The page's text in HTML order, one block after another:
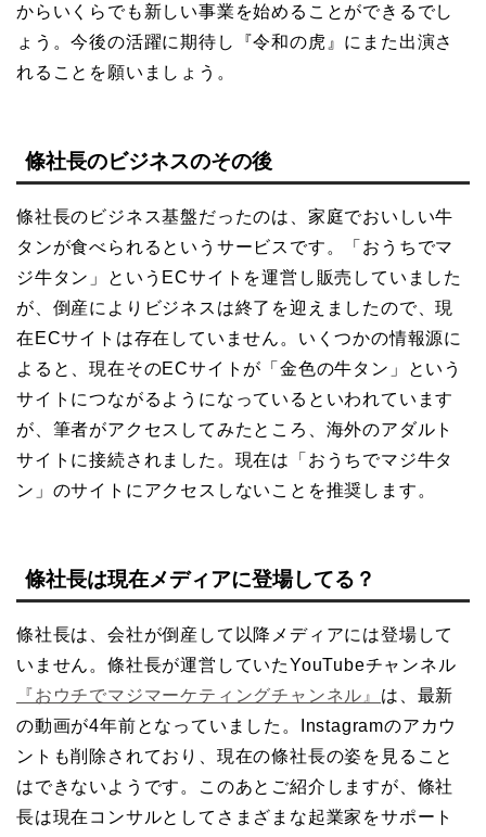
からいくらでも新しい事業を始めることができるでし
ょう。今後の活躍に期待し『令和の虎』にまた出演さ
れることを願いましょう。
條社長のビジネスのその後
條社長のビジネス基盤だったのは、家庭でおいしい牛
タンが食べられるというサービスです。「おうちでマ
ジ牛タン」というECサイトを運営し販売していました
が、倒産によりビジネスは終了を迎えましたので、現
在ECサイトは存在していません。いくつかの情報源に
よると、現在そのECサイトが「金色の牛タン」という
サイトにつながるようになっているといわれています
が、筆者がアクセスしてみたところ、海外のアダルト
サイトに接続されました。現在は「おうちでマジ牛タ
ン」のサイトにアクセスしないことを推奨します。
條社長は現在メディアに登場してる？
條社長は、会社が倒産して以降メディアには登場して
いません。條社長が運営していたYouTubeチャンネル
『おウチでマジマーケティングチャンネル』 は、最新
の動画が4年前となっていました。Instagramのアカウ
ントも削除されており、現在の條社長の姿を見ること
はできないようです。このあとご紹介しますが、條社
長は現在コンサルとしてさまざまな起業家をサポート